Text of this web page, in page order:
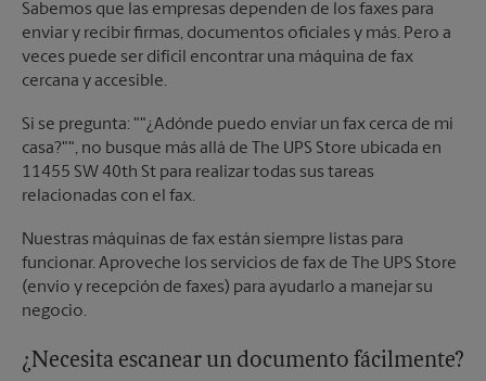
Sabemos que las empresas dependen de los faxes para
enviar y recibir firmas, documentos oficiales y más. Pero a
veces puede ser difícil encontrar una máquina de fax
cercana y accesible.
Si se pregunta: ""¿Adónde puedo enviar un fax cerca de mi
casa?"", no busque más allá de The UPS Store ubicada en
11455 SW 40th St para realizar todas sus tareas
relacionadas con el fax.
Nuestras máquinas de fax están siempre listas para
funcionar. Aproveche los servicios de fax de The UPS Store
(envío y recepción de faxes) para ayudarlo a manejar su
negocio.
¿Necesita escanear un documento fácilmente?